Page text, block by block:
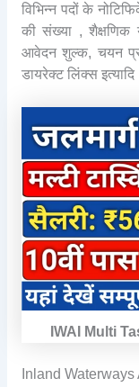
विभिन्न पदों के
की संख्या , शैक्षणिक
आवेदन शुल्क, चयन
डायरेक्ट लिंक्स
IWAI Multi
Inland